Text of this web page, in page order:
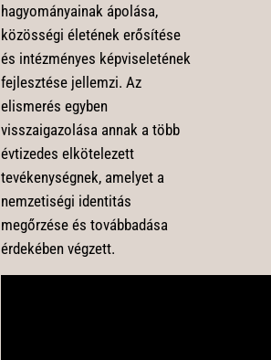
hagyományainak ápolása,
közösségi életének erősítése
és intézményes képviseletének
fejlesztése jellemzi. Az
elismerés egyben
visszaigazolása annak a több
évtizedes elkötelezett
tevékenységnek, amelyet a
nemzetiségi identitás
megőrzése és továbbadása
érdekében végzett.